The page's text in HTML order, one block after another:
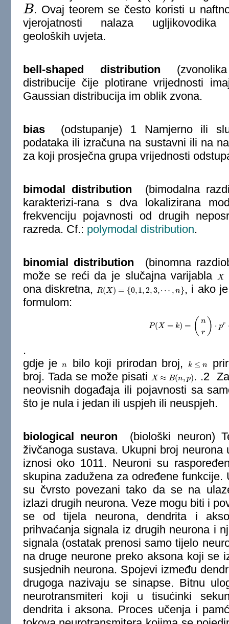
B
B
. Ovaj teorem se često koristi u
vjerojatnosti nalaza
geoloških uvjeta.
bell-shaped distribution
distribucije čije plotirane vrijednosti
Gaussian distribucija im oblik zvona.
bias(odstupanje) 1 Namjerno ili
podataka ili izračuna na sustavni ili na
za koji prosječna grupa vrijednosti
bimodal distribution (bimodalna
karakterizi-rana s dva lokalizirana
frekvenciju pojavnosti od drugih
razreda. Cf.: polymodal distribution.
binomial distribution (binomna
može se reći da je slučajna varijabla
X
X
ona diskretna,
R(X) = {0,1,2,3,⋯ , n}
R(X)={ 0,1 ,2,3,⋯ ,n}
, i ako
formulom:
P(X = k) = ( n
r ) ⋅ pr
P (X= k)= (n r⋅ q n−
.
gdje jen
n bilo koji prirodan broj, k ≤ n
k≤n
broj. Tada se može pisati
X ≈ B(n, p)
X≈ B(n,p)
. .2
neovisnih događaja ili pojavnosti sa
što je nula i jedan ili uspjeh ili neuspjeh.
biological neuron (biološki neuron)
živčanoga sustava. Ukupni broj
iznosi oko 1011. Neuroni su
skupina zadužena za određene
su čvrsto povezani tako da se na
izlazi drugih neurona. Veze mogu biti i
se od tijela neurona, dendrita i
prihvaćanja signala iz drugih neurona i
signala (ostatak prenosi samo tijelo
na druge neurone preko aksona koji se
susjednih neurona. Spojevi između
drugoga nazivaju se sinapse. Bitnu
neurotransmiteri koji u tisućinki
dendrita i aksona. Proces učenja i